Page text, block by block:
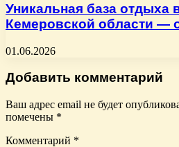
Уникальная база отдыха
Кемеровской области —
01.06.2026
Добавить комментарий
Ваш адрес email не будет
помечены *
Комментарий *